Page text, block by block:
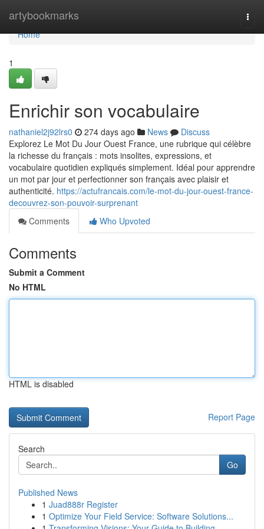
artybookmarks
Home
Home
1
Enrichir son vocabulaire
nathaniel2j92lrs0 274 days ago News
Discuss
Explorez Le Mot Du Jour Ouest France, une rubrique qui célèbre
la richesse du français : mots insolites, expressions, et
vocabulaire quotidien expliqués simplement. Idéal pour apprendre
un mot par jour et perfectionner son français avec plaisir et
authenticité. https://actufrancais.com/le-mot-du-jour-ouest-france-
decouvrez-son-pouvoir-surprenant
Comments
Who Upvoted
Comments
Submit a Comment
No HTML
HTML is disabled
Report Page
Search
Go
Published News
1 Juad888r Register
1 Optimize Your Field Service: Software Solutions...